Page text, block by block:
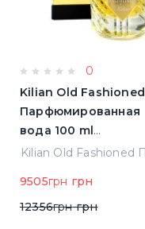
0
Kilian Old Fashioned
Парфюмированная
вода 100 ml
(3700550240723)
9505грн грн
12356грнгрн